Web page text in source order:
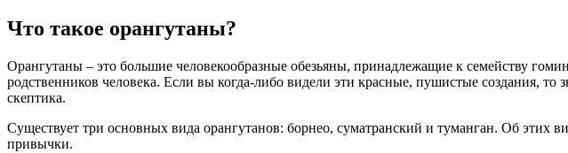
Что такое орангутаны?
Орангутаны – это большие человекообразные обезьяны, принадлежащие к семейству
родственников человека. Если вы когда-либо видели эти красные, пушистые создания,
скептика.
Существует три основных вида орангутанов: борнео, суматранский и туманган. Об этих
привычки.